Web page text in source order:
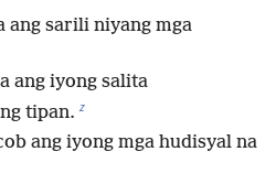
ang sarili niyang mga
ang iyong salita
tipan. z
ang iyong mga hudisyal na